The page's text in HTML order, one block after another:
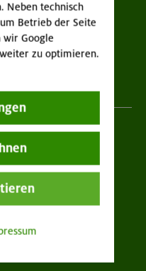
Neben technisch
Betrieb der Seite
wir Google
zu optimieren.